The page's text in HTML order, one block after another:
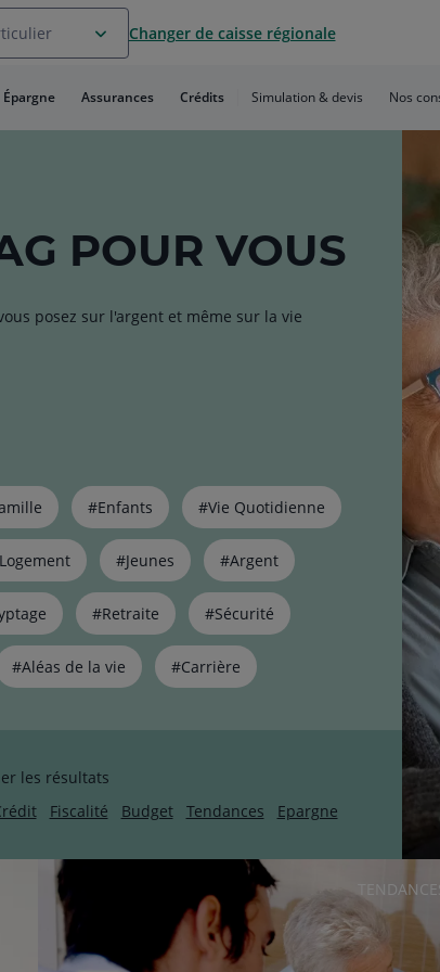
Changer de caisse régionale
Épargne Assurances Crédits Simulation & devis Nos
POUR VOUS
posez sur l'argent et même sur la vie
#Enfants #Vie Quotidienne
#Jeunes #Argent
#Retraite #Sécurité
#Aléas de la vie #Carrière
les résultats
Fiscalité Budget Tendances Epargne
RUBRIQUE
DE
L'ARTICLE